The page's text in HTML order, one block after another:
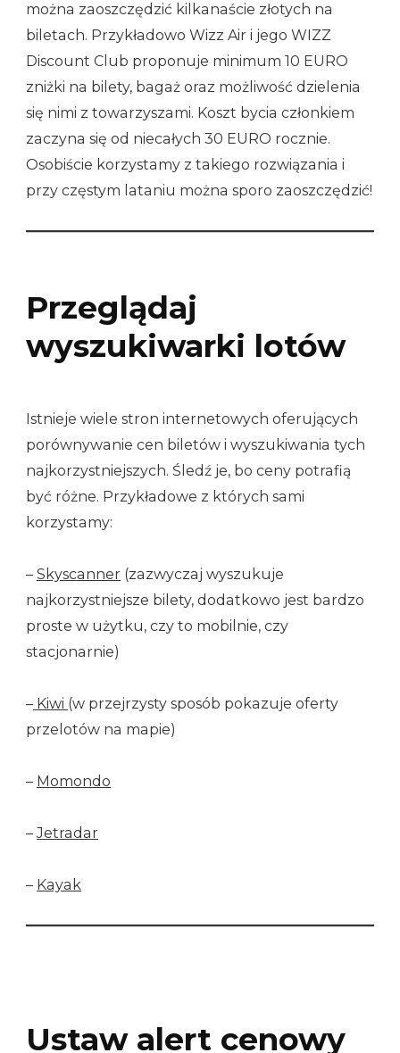
można zaoszczędzić kilkanaście złotych na
biletach. Przykładowo Wizz Air i jego WIZZ
Discount Club proponuje minimum 10 EURO
zniżki na bilety, bagaż oraz możliwość dzielenia
się nimi z towarzyszami. Koszt bycia członkiem
zaczyna się od niecałych 30 EURO rocznie.
Osobiście korzystamy z takiego rozwiązania i
przy częstym lataniu można sporo zaoszczędzić!
Przeglądaj
wyszukiwarki lotów
Istnieje wiele stron internetowych oferujących
porównywanie cen biletów i wyszukiwania tych
najkorzystniejszych. Śledź je, bo ceny potrafią
być różne. Przykładowe z których sami
korzystamy:
– Skyscanner (zazwyczaj wyszukuje
najkorzystniejsze bilety, dodatkowo jest bardzo
proste w użytku, czy to mobilnie, czy
stacjonarnie)
– Kiwi (w przejrzysty sposób pokazuje oferty
przelotów na mapie)
– Momondo
–Jetradar
– Kayak
Ustaw alert cenowy